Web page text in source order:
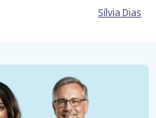
Sílvia Dias